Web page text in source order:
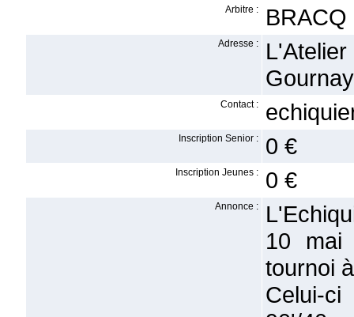
Arbitre :
Adresse :
Contact :
Inscription Senior : 0 €
Inscription Jeunes : 0 €
Annonce :
10 mai
tournoi
Celui-